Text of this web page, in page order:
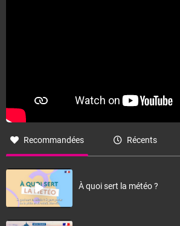
Recommandées Récents
À quoi sert la météo ?